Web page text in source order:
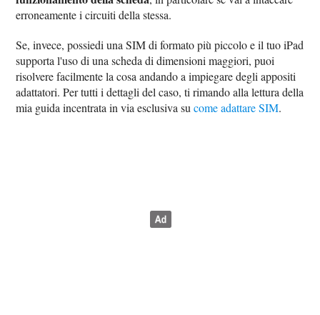
erroneamente i circuiti della stessa.
Se, invece, possiedi una SIM di formato più piccolo e il tuo iPad
supporta l'uso di una scheda di dimensioni maggiori, puoi
risolvere facilmente la cosa andando a impiegare degli appositi
adattatori. Per tutti i dettagli del caso, ti rimando alla lettura della
mia guida incentrata in via esclusiva sucome adattare SIM.